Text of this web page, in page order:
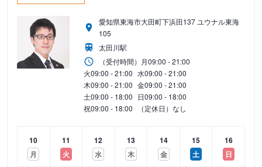
愛知県東海市大田町下浜田137 ユウナル東海
105
太田川駅
（受付時間） 月09:00 - 21:00
火09:00 - 21:00 水09:00 - 21:00
木09:00 - 21:00 金09:00 - 21:00
土09:00 - 18:00 日09:00 - 18:00
祝09:00 - 18:00 （定休日）なし
10
月
11
火
12
水
13
木
14
金
15
土
16
日